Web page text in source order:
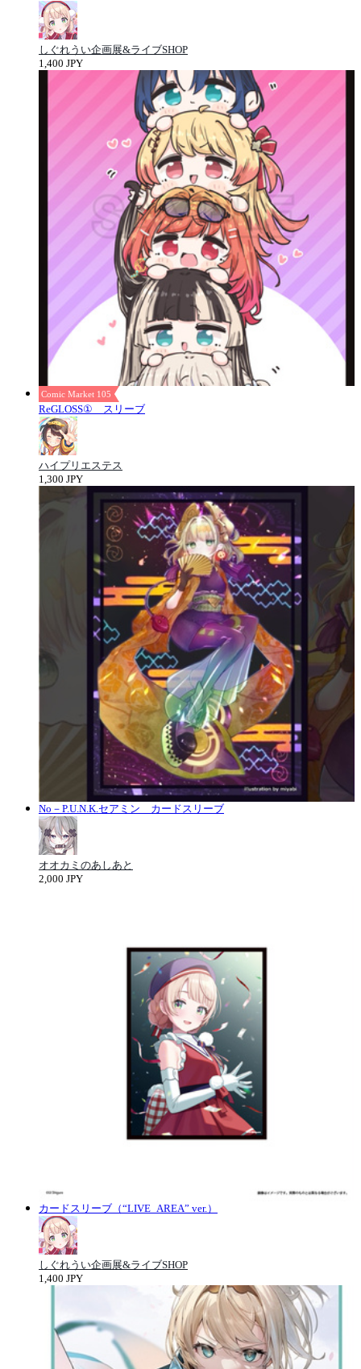
しぐれうい企画展&ライブSHOP
1,400 JPY
Comic Market 105
ReGLOSS① スリーブ
ハイプリエステス
1,300 JPY
No－P.U.N.K.セアミン カードスリーブ
オオカミのあしあと
2,000 JPY
カードスリーブ（“LIVE_AREA” ver.）
しぐれうい企画展&ライブSHOP
1,400 JPY